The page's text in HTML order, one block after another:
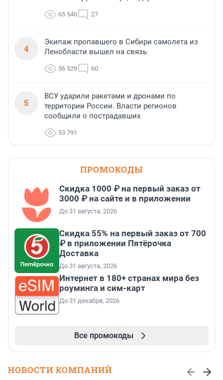
65 546 27
4
Экипаж пропавшего в Сибири самолета из
Ленобласти вышел на связь
56 529 60
5
ВСУ ударили ракетами и дронами по
территории России. Власти регионов
сообщили о пострадавших
53 791
ПРОМОКОДЫ
Скидка 1000 ₽ на первый заказ от
3000 ₽ на сайте и в приложении
До 31 августа, 2026
Скидка 55% на первый заказ от 700
₽ в приложении Пятёрочка
Доставка
До 31 августа, 2026
Интернет в 180+ странах мира без
роуминга и сим-карт
До 31 декабря, 2026
Все промокоды
НОВОСТИ КОМПАНИЙ